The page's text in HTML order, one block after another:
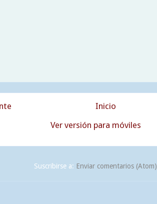
Inicio
Ver versión para móviles
Suscribirse a: Enviar comentarios (Atom)